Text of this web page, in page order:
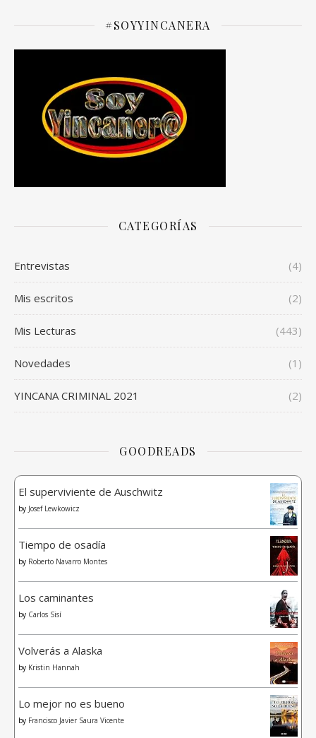
#SOYYINCANERA
CATEGORÍAS
Entrevistas (4)
Mis escritos (2)
Mis Lecturas (443)
Novedades (1)
YINCANA CRIMINAL 2021 (2)
GOODREADS
El superviviente de Auschwitz
by Josef Lewkowicz
Tiempo de osadía
by Roberto Navarro Montes
Los caminantes
by Carlos Sisí
Volverás a Alaska
by Kristin Hannah
Lo mejor no es bueno
by Francisco Javier Saura Vicente